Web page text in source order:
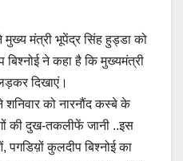
मंत्री भूपेंद्र सिंह हुड्डा को
बिश्नोई ने कहा है कि मुख्यमंत्री
दिखाएं।
शनिवार को नारनौंद कस्बे के
की दुख-तकलीफें जानी ..इस
पगडिय़ों कुलदीप बिश्नोई का